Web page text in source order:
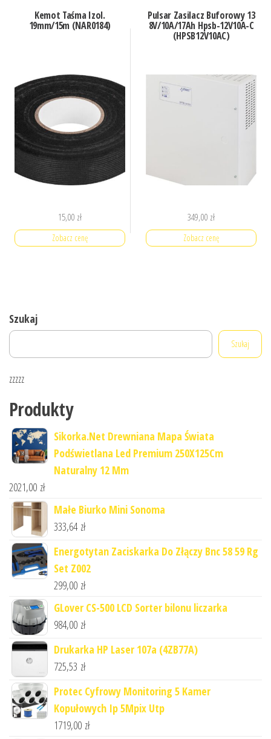
Kemot Taśma Izol.
19mm/15m (NAR0184)
15,00 zł
Zobacz cenę
Pulsar Zasilacz Buforowy 13
8V/10A/17Ah Hpsb-12V10A-C
(HPSB12V10AC)
349,00 zł
Zobacz cenę
Szukaj
Szukaj
zzzzz
Produkty
Sikorka.Net Drewniana Mapa Świata
Podświetlana Led Premium 250X125Cm
Naturalny 12 Mm
2021,00 zł
Małe Biurko Mini Sonoma
333,64 zł
Energotytan Zaciskarka Do Złączy Bnc 58 59 Rg
Set Z002
299,00 zł
GLover CS-500 LCD Sorter bilonu liczarka
984,00 zł
Drukarka HP Laser 107a (4ZB77A)
725,53 zł
Protec Cyfrowy Monitoring 5 Kamer
Kopułowych Ip 5Mpix Utp
1719,00 zł